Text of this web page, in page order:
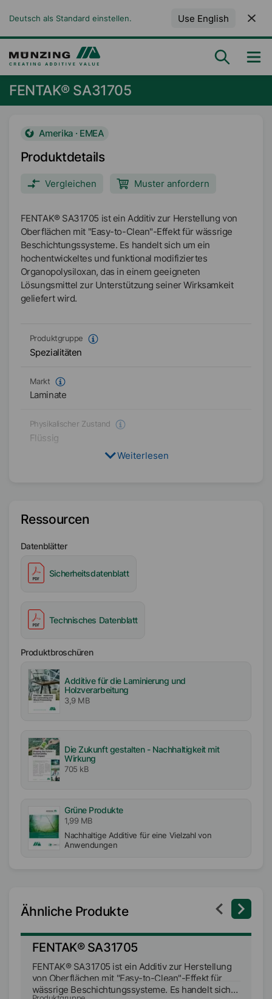
Deutsch als Standard einstellen. Use English
FENTAK® SA31705
Amerika · EMEA
Produktdetails
Vergleichen Muster anfordern
FENTAK® SA31705 ist ein Additiv zur Herstellung von
Oberflächen mit "Easy-to-Clean"-Effekt für wässrige
Beschichtungssysteme. Es handelt sich um ein
hochentwickeltes und funktional modifiziertes
Organopolysiloxan, das in einem geeigneten
Lösungsmittel zur Unterstützung seiner Wirksamkeit
geliefert wird.
Produktgruppe
Spezialitäten
Markt
Laminate
Physikalischer Zustand
Flüssig
Amerika
Weiterlesen
Ressourcen
Datenblätter
Sicherheitsdatenblatt
Technisches Datenblatt
Produktbroschüren
Additive für die Laminierung und
Holzverarbeitung
3,9 MB
Die Zukunft gestalten - Nachhaltigkeit mit
Wirkung
705 kB
Grüne Produkte
1,99 MB
Nachhaltige Additive für eine Vielzahl von
Anwendungen
Ähnliche Produkte
FENTAK® SA31705
FENTAK® SA31705 ist ein Additiv zur Herstellung
von Oberflächen mit "Easy-to-Clean"-Effekt für
wässrige Beschichtungssysteme. Es handelt sich